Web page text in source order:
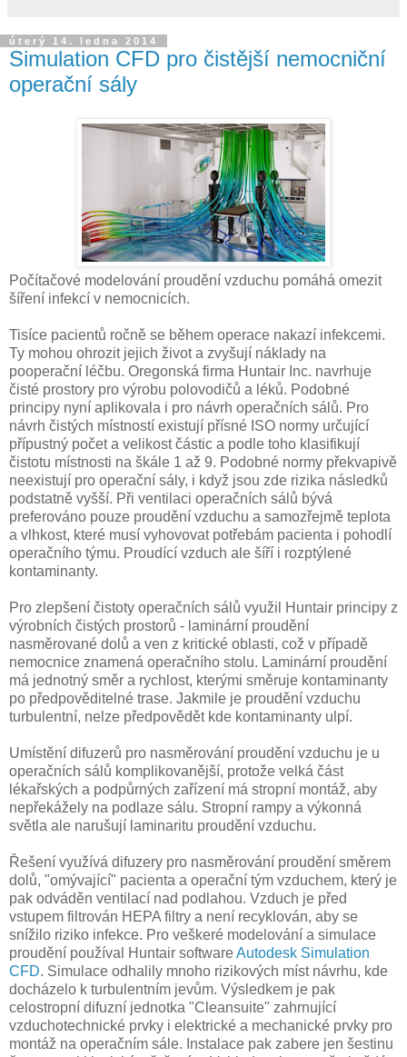
úterý 14. ledna 2014
Simulation CFD pro čistější nemocniční
operační sály
Počítačové modelování proudění vzduchu pomáhá omezit
šíření infekcí v nemocnicích.
Tisíce pacientů ročně se během operace nakazí infekcemi.
Ty mohou ohrozit jejich život a zvyšují náklady na
pooperační léčbu. Oregonská firma Huntair Inc. navrhuje
čisté prostory pro výrobu polovodičů a léků. Podobné
principy nyní aplikovala i pro návrh operačních sálů. Pro
návrh čistých místností existují přísné ISO normy určující
přípustný počet a velikost částic a podle toho klasifikují
čistotu místnosti na škále 1 až 9. Podobné normy překvapivě
neexistují pro operační sály, i když jsou zde rizika následků
podstatně vyšší. Při ventilaci operačních sálů bývá
preferováno pouze proudění vzduchu a samozřejmě teplota
a vlhkost, které musí vyhovovat potřebám pacienta i pohodlí
operačního týmu. Proudící vzduch ale šíří i rozptýlené
kontaminanty.
Pro zlepšení čistoty operačních sálů využil Huntair principy z
výrobních čistých prostorů - laminární proudění
nasměrované dolů a ven z kritické oblasti, což v případě
nemocnice znamená operačního stolu. Laminární proudění
má jednotný směr a rychlost, kterými směruje kontaminanty
po předpověditelné trase. Jakmile je proudění vzduchu
turbulentní, nelze předpovědět kde kontaminanty ulpí.
Umístění difuzerů pro nasměrování proudění vzduchu je u
operačních sálů komplikovanější, protože velká část
lékařských a podpůrných zařízení má stropní montáž, aby
nepřekážely na podlaze sálu. Stropní rampy a výkonná
světla ale narušují laminaritu proudění vzduchu.
Řešení využívá difuzery pro nasměrování proudění směrem
dolů, "omývající" pacienta a operační tým vzduchem, který je
pak odváděn ventilací nad podlahou. Vzduch je před
vstupem filtrován HEPA filtry a není recyklován, aby se
snížilo riziko infekce. Pro veškeré modelování a simulace
proudění používal Huntair softwareAutodesk Simulation
CFD. Simulace odhalily mnoho rizikových míst návrhu, kde
docházelo k turbulentním jevům. Výsledkem je pak
celostropní difuzní jednotka "Cleansuite" zahrnující
vzduchotechnické prvky i elektrické a mechanické prvky pro
montáž na operačním sále. Instalace pak zabere jen šestinu